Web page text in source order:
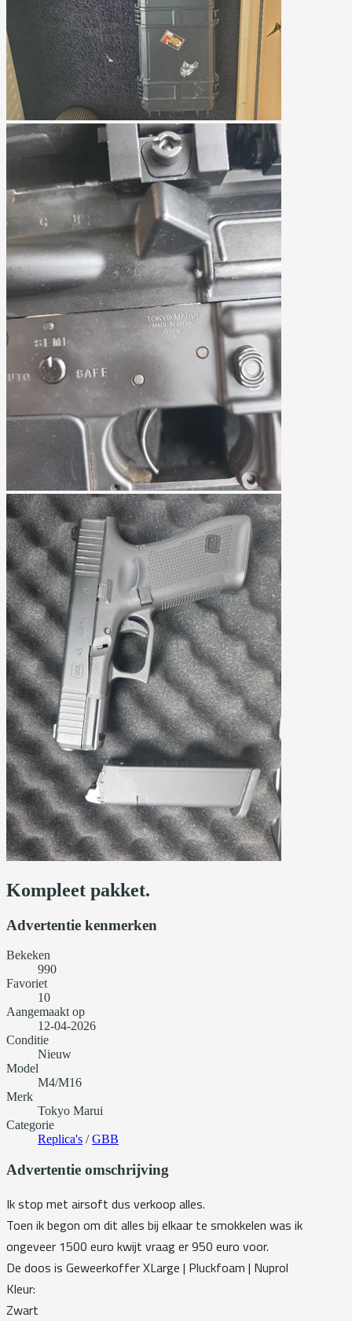
Kompleet pakket.
Advertentie kenmerken
Bekeken
990
Favoriet
10
Aangemaakt op
12-04-2026
Conditie
Nieuw
Model
M4/M16
Merk
Tokyo Marui
Categorie
Replica's /GBB
Advertentie omschrijving
Ik stop met airsoft dus verkoop alles.
Toen ik begon om dit alles bij elkaar te smokkelen was ik
ongeveer 1500 euro kwijt vraag er 950 euro voor.
De doos is Geweerkoffer XLarge | Pluckfoam | Nuprol
Kleur:
Zwart